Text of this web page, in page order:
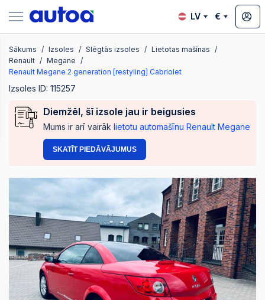
LV €
Sākums Izsoles Slēgtās izsoles
Lietotas mašīnas
Renault
Megane
Renault Megane 2 generation [restyling] Cabriolet
Izsoles ID: 115257
Diemžēl, šī izsole jau ir beigusies
Mums ir arī vairāk lietotu automašīnu Renault Megane
SKATĪT PIEDĀVĀJUMUS